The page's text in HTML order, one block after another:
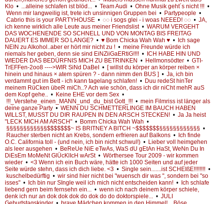
Klo • ...alleine schlafen ist blöd... • Team Audi • Ohne Musik geht´s nicht !!! •
Wenn mir langweilig ist, trete ich unsinnigen Gruppen bei • Partypeople •
Cabrio this is your PARTYHOUSE • ◌◌ i sogs glei - i woas NEEED! ◌◌ • JA,
ich kenne wirklich alle Leute aus meiner Friendslist • WARUM VERGEHT
DAS WOCHENENDE SO SCHNELL UND VON MONTAG BIS FREITAG
DAUERT ES IMMER SO LANGE? • ♥ Bom Chicka Wah Wah ♥ • Ich sage
NEIN zu Alkohol..aber er hört mir nicht zu ! • meine Freunde würde ich
niemals her geben, denn sie sind EiNZiiGaERtiG!!!! • ICH HABE HIN UND
WIEDER DAS BEDÜRFNIS MICH ZU BETRINKEN • Hellmonsödter • GTI-
TrEFFen-2oo8 ---->WIR SiNd DaBeI • [ willst du körper an körper reiben ×
hinein und hinaus × atem spüren ? - dann nimm den BUS ] • Ja, ich bin
verdammt gut im Bett - ich kann tagelang schlafen! • Duu redeSt hinTer
meinem RüCken übeR miCh..? Ach wie schön, dass ich dir niCht mehR auS
dem Kopf gehe..
• Keine EHE vor dem Sex •
!!!_Verstehe_einen_MANN_und_du_bist Gott_!!! • mein Filmriss ist länger als
deine ganze Party • WENN DU SCHMETTERLINGE IM BAUCH HABEN
WILLST, MUSST DU DIR RAUPEN IN DEN ARSCH STECKEN! • Ja Ja heist
"LECK MICH AM ARSCH" • Bomm Chicka Wah Wah •
§§§§§§§§§§§§$$$$$$$~ IS BRITNEY A BITCH ~$$$$$$$§§§§§§§§§§§§ •
Raucher sterben nicht an Krebs, sondern erfrieren auf Balkons • Ich finde
O.C. California toll - (und nein, ich bin nicht schwul!) • Lieber voll heimgehen
als leer ausgehen • BeReUe NiE eTwAs, WaS dU gEtAn HaSt, WeNn Du In
DiEsEm MoMeNt GlÜcKlIcH wArSt • Wörthersee Tour 2009 - wir kommen
wieder • <3 Wenn ich ein Buch wäre, hätte ich 1000 Seiten und auf jeder
Seite würde stehn, dass ich dich liebe. <3 • Single sein.......ist SCHEIßE!!!!!!!! •
kuschelbedürftig • wir sind hier nicht bei "wuensch dir was ", sondern bei "so
isses" • Ich bin nur SIngle weil ich mich nicht entscheiden kann! • Ich schlafe
liebend gern beim fernsehn ein...
• wenn ich nach deinem körper schiele,
denk ich nur an dok dok dok do dok do do doktorspiele...
• JULI